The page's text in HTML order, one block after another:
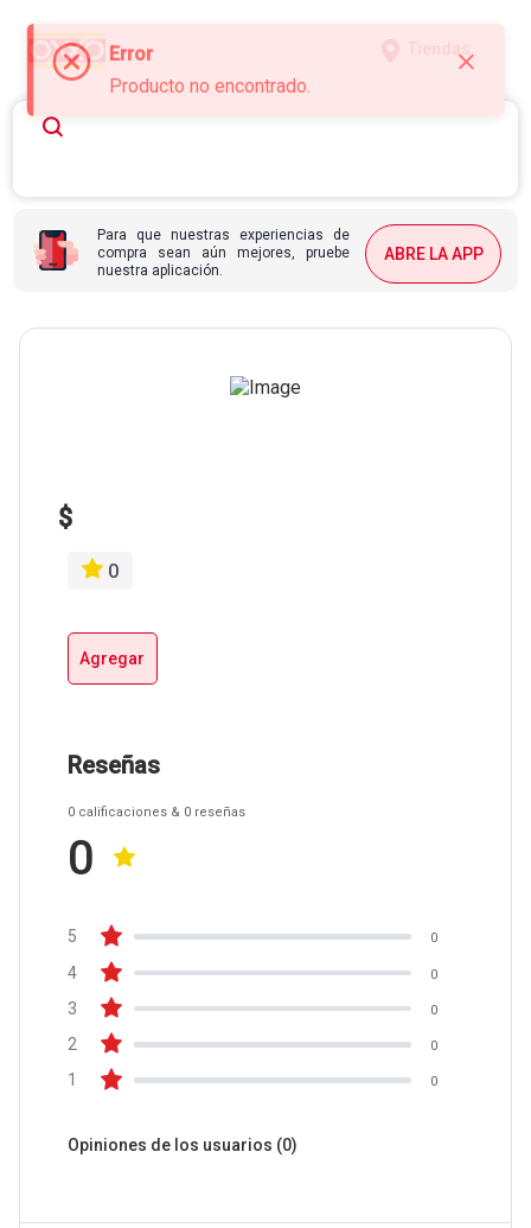
Error
Producto no encontrado.
Tiendas
Para que nuestras experiencias de
compra sean aún mejores, pruebe
nuestra aplicación.
ABRE LA APP
$
0
Agregar
Reseñas
0 calificaciones & 0 reseñas
0
5 0
4 0
3 0
2 0
1 0
Opiniones de los usuarios (0)